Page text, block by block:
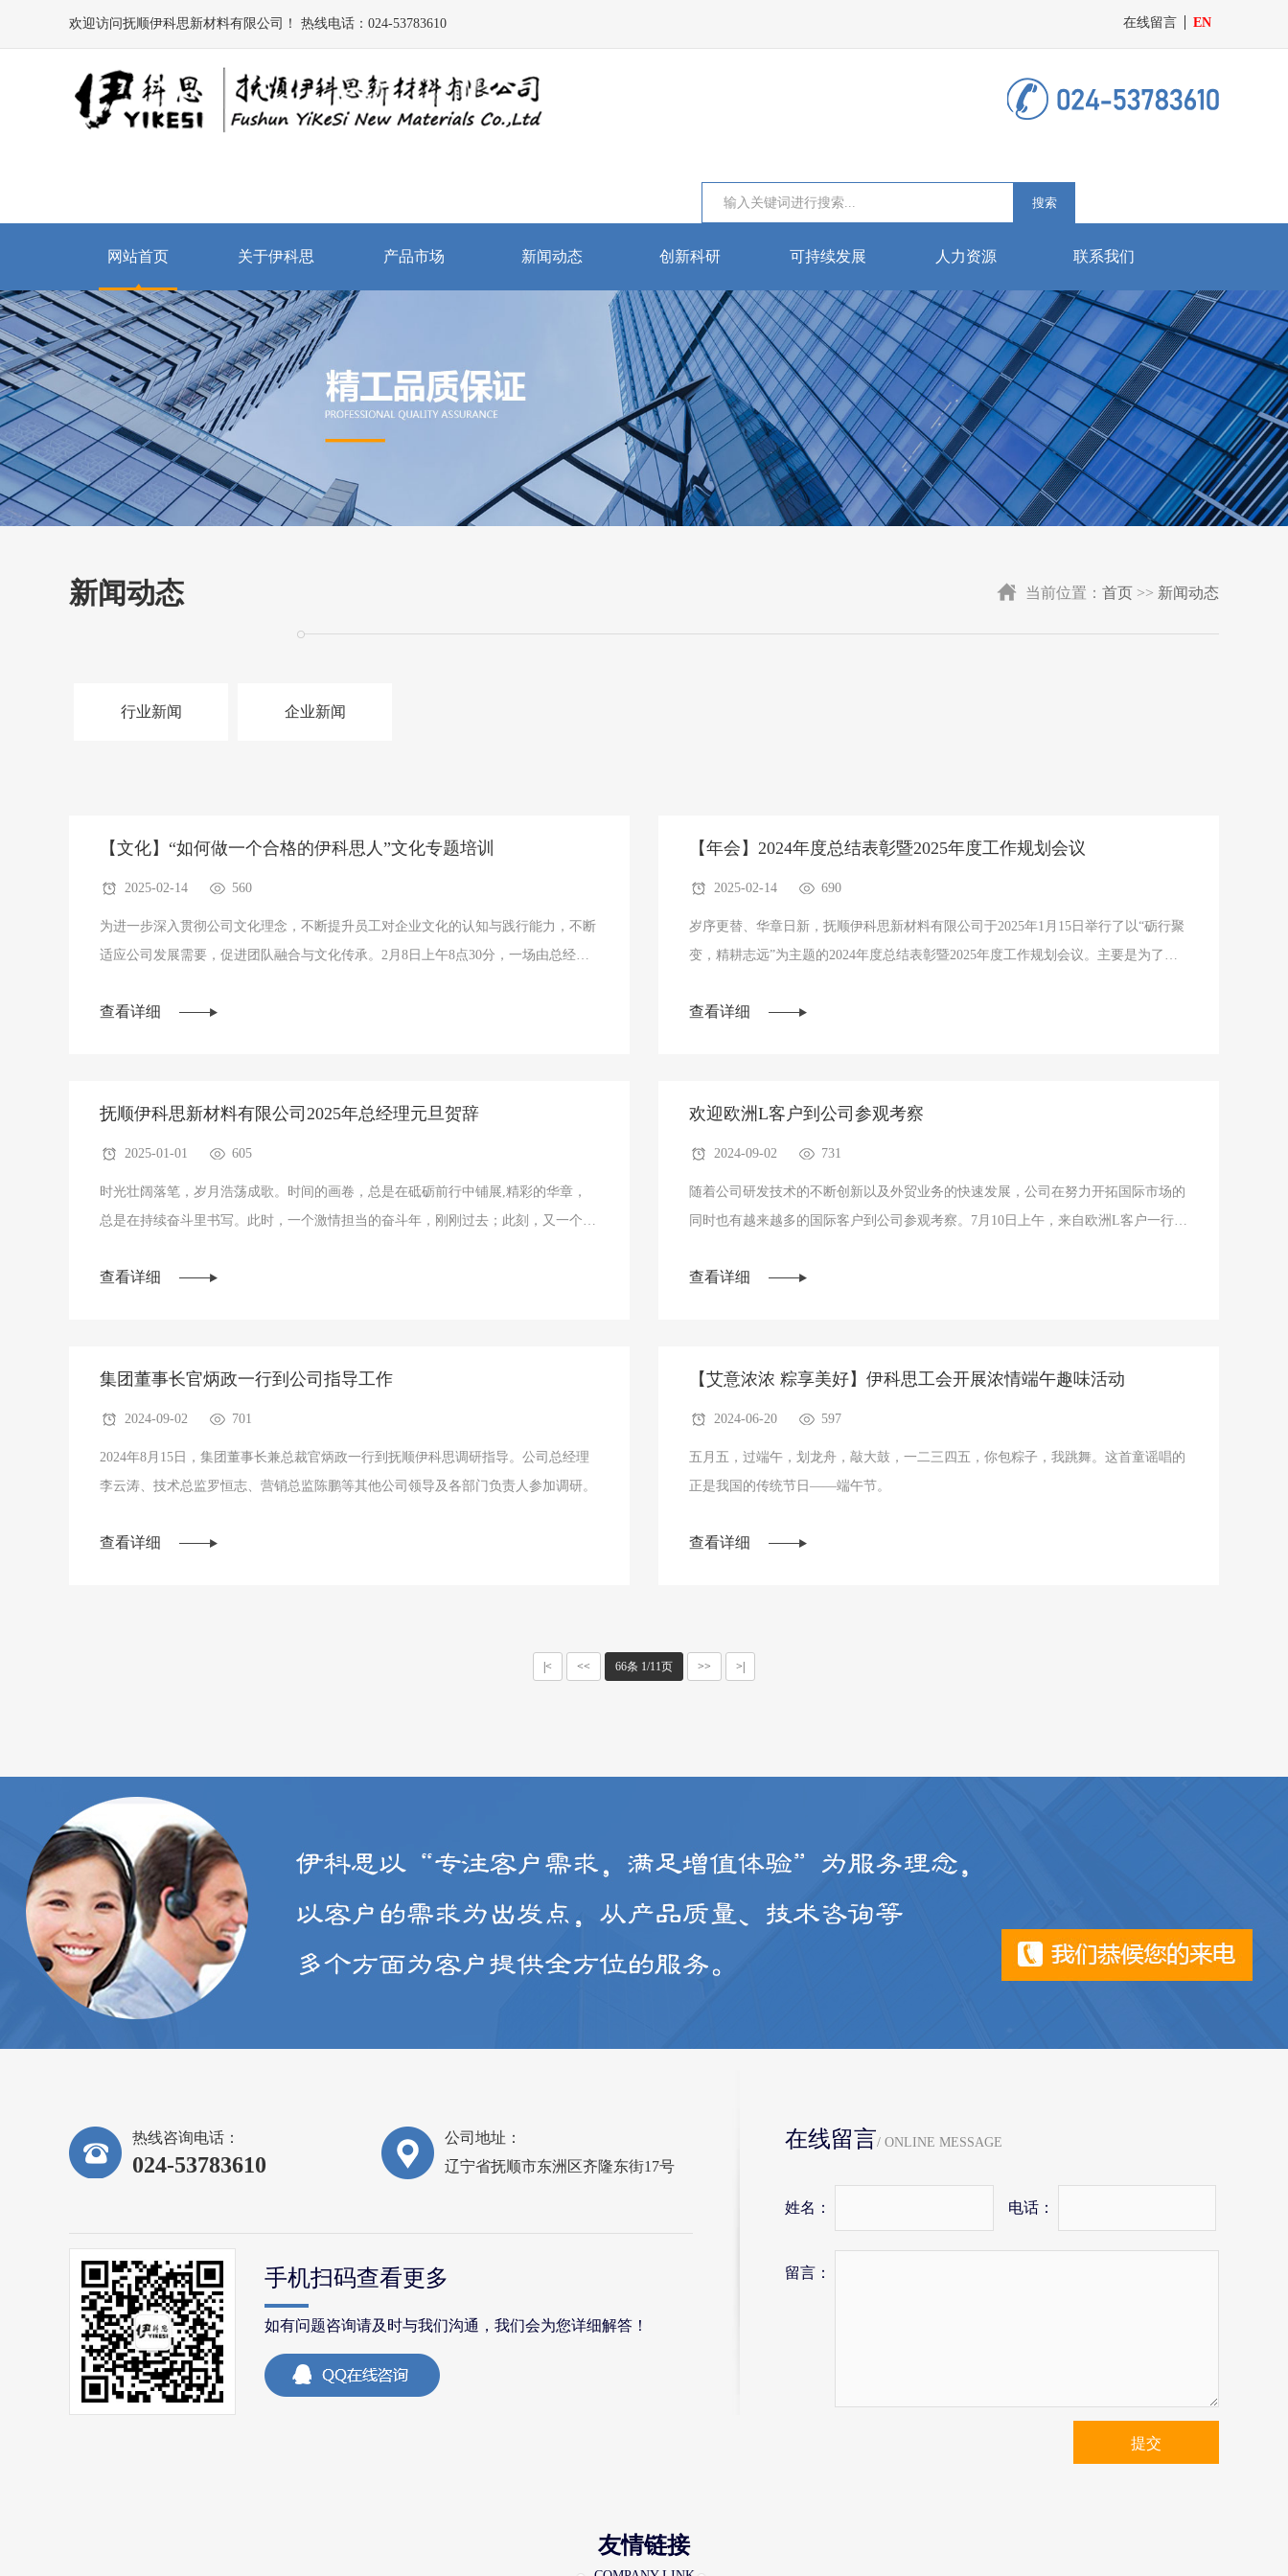
欢迎访问抚顺伊科思新材料有限公司！ 热线电话：024-53783610 在线留言 EN
搜索
网站首页 关于伊科思 产品市场 新闻动态 创新科研 可持续发展 人力资源 联系我们
新闻动态 当前位置： 首页 >> 新闻动态
行业新闻 企业新闻
【文化】“如何做一个合格的伊科思人”文化专题培训
2025-02-14 560
为进一步深入贯彻公司文化理念，不断提升员工对企业文化的认知与践行能力，不断
适应公司发展需要，促进团队融合与文化传承。2月8日上午8点30分，一场由总经理
培训在一楼会议室举行。公司各级领导及各部门员工通过线上、线下两种方式，共同
查看详细
【年会】2024年度总结表彰暨2025年度工作规划会议
2025-02-14 690
岁序更替、华章日新，抚顺伊科思新材料有限公司于2025年1月15日举行了以“砺行聚
变，精耕志远”为主题的2024年度总结表彰暨2025年度工作规划会议。主要是为了回
公司发展的方向。集团财务总监张垚、公司总经理李云涛、抚顺、盘锦伊科思管理团
查看详细
抚顺伊科思新材料有限公司2025年总经理元旦贺辞
2025-01-01 605
时光壮阔落笔，岁月浩荡成歌。时间的画卷，总是在砥砺前行中铺展,精彩的华章，
总是在持续奋斗里书写。此时，一个激情担当的奋斗年，刚刚过去；此刻，又一个充
伊科思发展的各级领导、广大客户、合作伙伴、各界朋友致以诚挚的问候和美好的祝
查看详细
欢迎欧洲L客户到公司参观考察
2024-09-02 731
随着公司研发技术的不断创新以及外贸业务的快速发展，公司在努力开拓国际市场的
同时也有越来越多的国际客户到公司参观考察。7月10日上午，来自欧洲L客户一行到
查看详细
集团董事长官炳政一行到公司指导工作
2024-09-02 701
2024年8月15日，集团董事长兼总裁官炳政一行到抚顺伊科思调研指导。公司总经理
李云涛、技术总监罗恒志、营销总监陈鹏等其他公司领导及各部门负责人参加调研。
查看详细
【艾意浓浓 粽享美好】伊科思工会开展浓情端午趣味活动
2024-06-20 597
五月五，过端午，划龙舟，敲大鼓，一二三四五，你包粽子，我跳舞。这首童谣唱的
正是我国的传统节日——端午节。
查看详细
|< << 66条 1/11页 >> >|
热线咨询电话：
024-53783610
公司地址：
辽宁省抚顺市东洲区齐隆东街17号
手机扫码查看更多
如有问题咨询请及时与我们沟通，我们会为您详细解答！
在线留言/ ONLINE MESSAGE
姓名： 电话：
留言：
提交
友情链接